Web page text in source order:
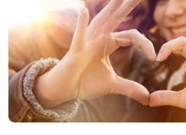
SHENDETI
JETA
Gallery